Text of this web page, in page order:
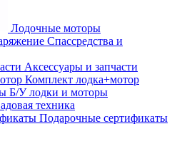
Лодочные моторы
Спассредства и
Аксессуары и запчасти
Комплект лодка+мотор
Б/У лодки и моторы
техника
Подарочные сертификаты